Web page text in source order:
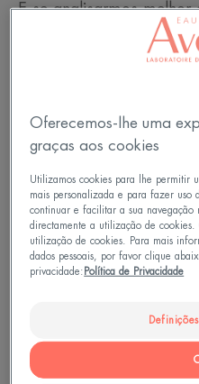
E se analisarmos melhor
envelhecimento da pele?
30 anos. Com o passar
tez baça e desidratação
dar origem às suas
Como se isto não
firmeza. Uma situação
internos (hormonas,
também por fenómenos
Oferecemos-lhe uma
graças aos cookies
Utilizamos cookies para lhe permitir
mais personalizada e para fazer uso
continuar e facilitar a sua
directamente a utilização de
utilização de cookies. Para mais
dados pessoais, por favor clique
privacidade: Política de Privacidade